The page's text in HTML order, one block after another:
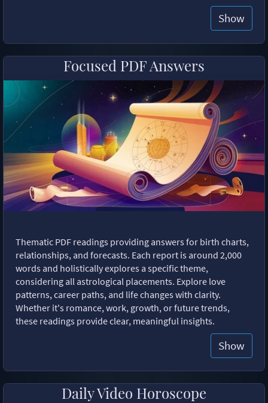
Show
Focused PDF Answers
Thematic PDF readings providing answers for birth charts,
relationships, and forecasts. Each report is around 2,000
words and holistically explores a specific theme,
considering all astrological placements. Explore love
patterns, career paths, and life changes with clarity.
Whether it's romance, work, growth, or future trends,
these readings provide clear, meaningful insights.
Show
Daily Video Horoscope